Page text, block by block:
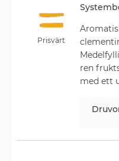
Prisvärt
ren
med ett